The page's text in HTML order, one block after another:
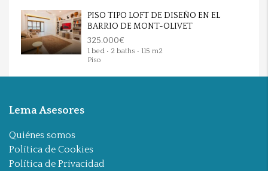
PISO TIPO LOFT DE DISEÑO EN EL
BARRIO DE MONT-OLIVET
325.000€
1 bed • 2 baths • 115 m2
Piso
Lema Asesores
Quiénes somos
Política de Cookies
Política de Privacidad